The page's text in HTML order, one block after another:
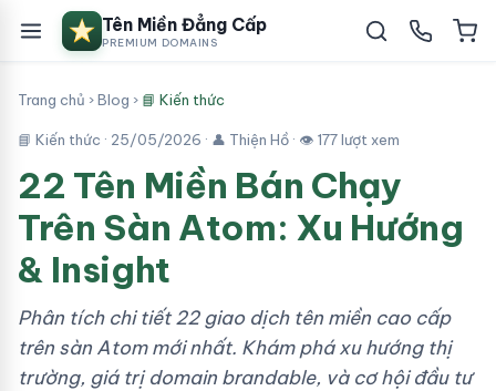
Tên Miền Đẳng Cấp
PREMIUM DOMAINS
Trang chủ ›Blog › 📘 Kiến thức
📘 Kiến thức · 25/05/2026 · 👤 Thiện Hồ · 👁 177 lượt xem
22 Tên Miền Bán Chạy
Trên Sàn Atom: Xu Hướng
& Insight
Phân tích chi tiết 22 giao dịch tên miền cao cấp
trên sàn Atom mới nhất. Khám phá xu hướng thị
trường, giá trị domain brandable, và cơ hội đầu tư